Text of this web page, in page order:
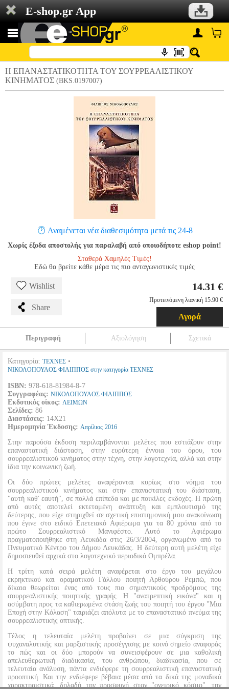
E-shop.gr App
Η ΕΠΑΝΑΣΤΑΤΙΚΟΤΗΤΑ ΤΟΥ ΣΟΥΡΡΕΑΛΙΣΤΙΚΟΥ
ΚΙΝΗΜΑΤΟΣ (BKS.0197007)
Αναμένεται νέα διαθεσιμότητα μετά τις 24-8
Χωρίς έξοδα αποστολής για παραλαβή από οποιοδήποτε eshop point!
Σταθερά Χαμηλές Τιμές!
Εδώ θα βρείτε κάθε μέρα τις πιο ανταγωνιστικές τιμές
Wishlist
Share
14.31 €
Προτεινόμενη λιανική 15.90 €
Αγορά
Περιγραφή Αξιολόγηση Σχετικά
Κατηγορία: ΤΕΧΝΕΣ •
ΝΙΚΟΛΟΠΟΥΛΟΣ ΦΙΛΙΠΠΟΣ στην κατηγορία ΤΕΧΝΕΣ
ISBN: 978-618-81984-8-7
Συγγραφέας: ΝΙΚΟΛΟΠΟΥΛΟΣ ΦΙΛΙΠΠΟΣ
Εκδοτικός οίκος: ΛΕΙΜΩΝ
Σελίδες: 86
Διαστάσεις: 14Χ21
Ημερομηνία Έκδοσης: Απρίλιος 2016
Στην παρούσα έκδοση περιλαμβάνονται μελέτες που εστιάζουν στην
επαναστατική διάσταση, στην ευρύτερη έννοια του όρου, του
σουρρεαλιστικού κινήματος στην τέχνη, στην λογοτεχνία, αλλά και στην
ίδια την κοινωνική ζωή.
Οι δύο πρώτες μελέτες αναφέρονται κυρίως στο νόημα του
σουρρεαλιστικού κινήματος και στην επαναστατική του διάσταση,
"αυτή καθ' εαυτή", σε πολλά επίπεδα και με ποικίλες εκδοχές. Η πρώτη
από αυτές αποτελεί εκτεταμένη ανάπτυξη και εμπλουτισμό της
δεύτερης, που είχε στηριχθεί σε σχετική επιστημονική μου ανακοίνωση
που έγινε στο ειδικό Επετειακό Αφιέρωμα για τα 80 χρόνια από το
πρώτο Σουρρεαλιστικό Μανιφέστο. Αυτό το Αφιέρωμα
πραγματοποιήθηκε στη Λευκάδα στις 26/3/2004, οργανωμένο από το
Πνευματικό Κέντρο του Δήμου Λευκάδας. Η δεύτερη αυτή μελέτη είχε
δημοσιευθεί αρχικά στο λογοτεχνικό περιοδικό Ομπρέλα.
Η τρίτη κατά σειρά μελέτη αναφέρεται στο έργο του μεγάλου
εκρηκτικού και οραματικού Γάλλου ποιητή Αρθούρου Ρεμπώ, που
δίκαια θεωρείται ένας από τους πιο σημαντικούς προδρόμους της
σουρρεαλιστικής ποιητικής γραφής. Η "ανατρεπτική εικόνα" και η
ασύμβατη προς τα καθιερωμένα στάση ζωής του ποιητή του έργου "Μια
Εποχή στην Κόλαση" ταιριάζει απόλυτα με το επαναστατικό πνεύμα της
σουρρεαλιστικής οπτικής.
Τέλος η τελευταία μελέτη προβαίνει σε μια σύγκριση της
ψυχαναλυτικής και μαρξιστικής προσέγγισης με κοινό σημείο αναφοράς
το πώς και οι δύο μπορούν να συνεισφέρουν σε μια καθολική
απελευθερωτική διαδικασία, του ανθρώπου, διαδικασία, που σε
τελευταία ανάλυση, πάντα ενδιέφερε τη σουρρεαλιστική επαναστατική
προοπτική. Και την ενδιέφερε βέβαια μέσα από τα δικά της μοναδικά
χαρακτηριστικά, δηλαδή την προσφυγή στον "ονειρικό κόσμο", την